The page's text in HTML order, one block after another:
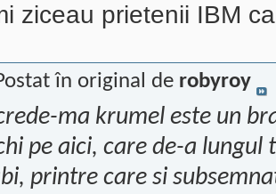
ziceau prietenii IBM
în original de robyroy
ma krumel este un
pe aici, care de-a
printre care si